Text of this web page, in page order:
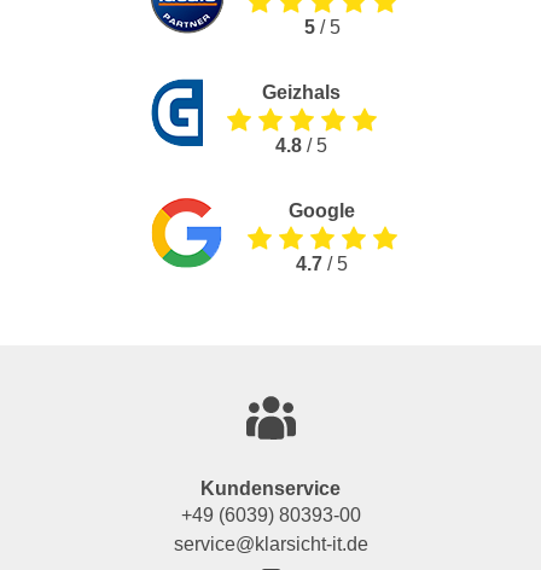
5/ 5
Geizhals
4.8 / 5
Google
4.7 / 5
Kundenservice
+49 (6039) 80393-00
service@klarsicht-it.de